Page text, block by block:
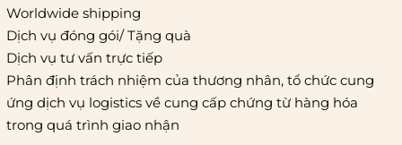
Giao hàng tiêu chuẩn:
Hồ Chí Minh:
Áp dụng theo bảng giá cước của ĐVVC
Vietelpost/ Giaohangtietkiem và 1 số đối tác vận chuyển
Hà Nội và các tỉnh thành khác:
Áp dụng theo bảng giá
cước của ĐVVC Vietelpost/ Giaohangtietkiem... và 1 số đối
Worldwide shipping
Dịch vụ đóng gói/ Tặng quà
Dịch vụ tư vấn trực tiếp
Phân định trách nhiệm của thương nhân, tổ chức cung
ứng dịch vụ logistics về cung cấp chứng từ hàng hóa
trong quá trình giao nhận